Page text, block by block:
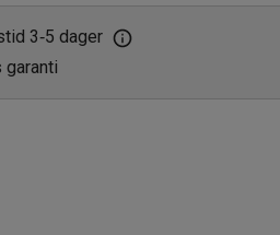
3‑5 dager
garanti